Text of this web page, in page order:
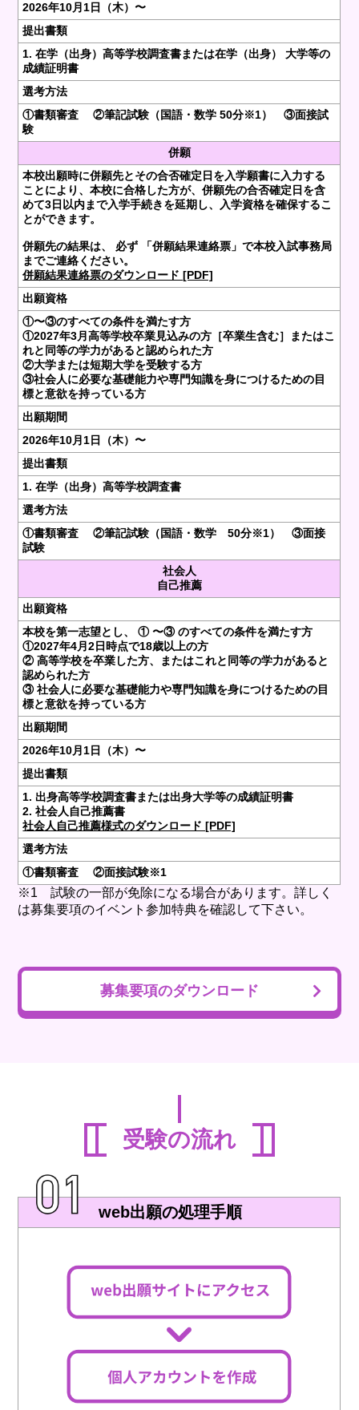
2026年10月1日（木）〜
提出書類
1. 在学（出身）高等学校調査書または在学（出身） 大学等の
成績証明書
選考方法
①書類審査 ②筆記試験（国語・数学 50分※1） ③面接試
験
併願
本校出願時に併願先とその合否確定日を入学願書に入力する
ことにより、本校に合格した方が、併願先の合否確定日を含
めて3日以内まで入学手続きを延期し、入学資格を確保するこ
とができます。
併願先の結果は、 必ず 「併願結果連絡票」で本校入試事務局
までご連絡ください。
併願結果連絡票のダウンロード [PDF]
出願資格
①〜③のすべての条件を満たす方
①2027年3月高等学校卒業見込みの方［卒業生含む］またはこ
れと同等の学力があると認められた方
②大学または短期大学を受験する方
③社会人に必要な基礎能力や専門知識を身につけるための目
標と意欲を持っている方
出願期間
2026年10月1日（木）〜
提出書類
1. 在学（出身）高等学校調査書
選考方法
①書類審査 ②筆記試験（国語・数学 50分※1） ③面接
試験
社会人
自己推薦
出願資格
本校を第一志望とし、 ① 〜③ のすべての条件を満たす方
①2027年4月2日時点で18歳以上の方
② 高等学校を卒業した方、またはこれと同等の学力があると
認められた方
③ 社会人に必要な基礎能力や専門知識を身につけるための目
標と意欲を持っている方
出願期間
2026年10月1日（木）〜
提出書類
1. 出身高等学校調査書または出身大学等の成績証明書
2. 社会人自己推薦書
社会人自己推薦様式のダウンロード [PDF]
選考方法
①書類審査 ②面接試験※1
※1 試験の一部が免除になる場合があります。詳しく
は募集要項のイベント参加特典を確認して下さい。
募集要項のダウンロード
受験の流れ
web出願の処理手順